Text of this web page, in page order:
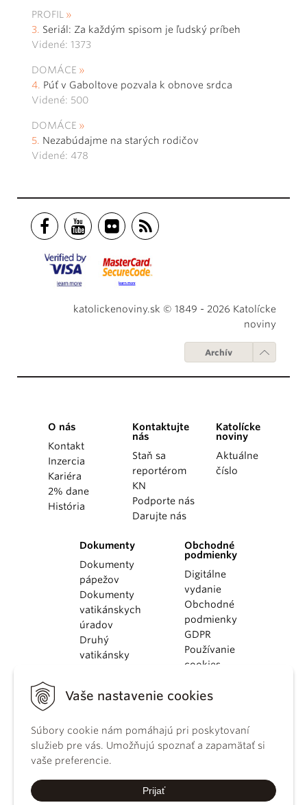
Vaše nastavenie cookies
Súbory cookie nám pomáhajú pri poskytovaní
služieb pre vás. Umožňujú spoznať a zapamätať si
vaše preferencie.
Prijať
PROFIL
Seriál: Za každým spisom je ľudský príbeh
Videné: 1373
DOMÁCE
Púť v Gaboltove pozvala k obnove srdca
Videné: 500
DOMÁCE
Nezabúdajme na starých rodičov
Videné: 478
katolickenoviny.sk © 1849 - 2026 Katolícke
noviny
Archív
O nás
Kontakt
Inzercia
Kariéra
2% dane
História
Kontaktujte
nás
Staň sa
reportérom
KN
Podporte nás
Darujte nás
Katolícke
noviny
Aktuálne
číslo
Dokumenty
Dokumenty
pápežov
Dokumenty
vatikánskych
úradov
Druhý
vatikánsky
KBS
kánonického
práva
Katechizmus
Obchodné
podmienky
Digitálne
vydanie
Obchodné
podmienky
GDPR
Používanie
cookies